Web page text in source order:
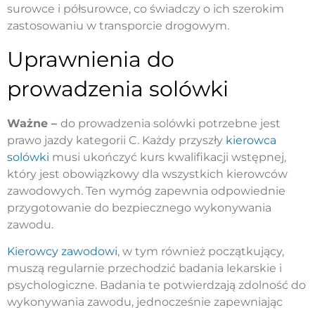
surowce i półsurowce, co świadczy o ich szerokim
zastosowaniu w transporcie drogowym.
Uprawnienia do
prowadzenia solówki
Ważne – do prowadzenia solówki potrzebne jest
prawo jazdy kategorii C. Każdy przyszły kierowca
solówki musi ukończyć kurs kwalifikacji wstępnej,
który jest obowiązkowy dla wszystkich kierowców
zawodowych. Ten wymóg zapewnia odpowiednie
przygotowanie do bezpiecznego wykonywania
zawodu.
Kierowcy zawodowi, w tym również początkujący,
muszą regularnie przechodzić badania lekarskie i
psychologiczne. Badania te potwierdzają zdolność do
wykonywania zawodu, jednocześnie zapewniając